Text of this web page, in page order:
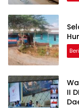
II